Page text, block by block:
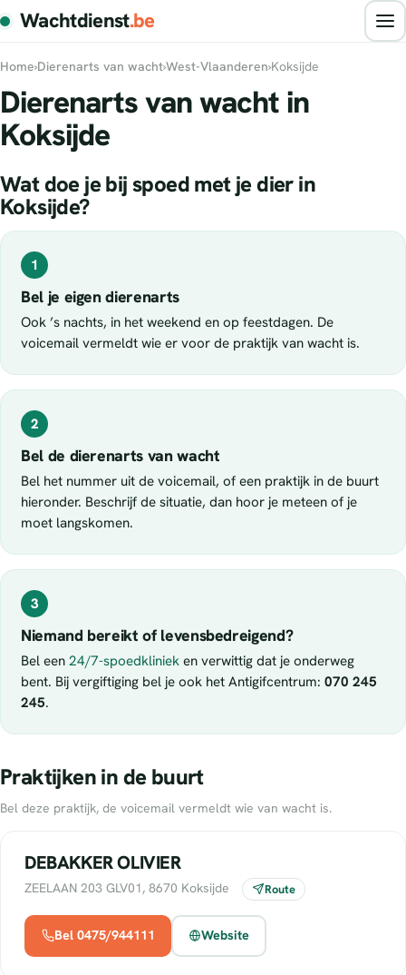
Wachtdienst.be
Home›Dierenarts van wacht›West-Vlaanderen›Koksijde
Dierenarts van wacht in
Koksijde
Wat doe je bij spoed met je dier in
Koksijde?
1
Bel je eigen dierenarts
Ook ’s nachts, in het weekend en op feestdagen. De
voicemail vermeldt wie er voor de praktijk van wacht is.
2
Bel de dierenarts van wacht
Bel het nummer uit de voicemail, of een praktijk in de buurt
hieronder. Beschrijf de situatie, dan hoor je meteen of je
moet langskomen.
3
Niemand bereikt of levensbedreigend?
Bel een 24/7-spoedkliniek en verwittig dat je onderweg
bent. Bij vergiftiging bel je ook het Antigifcentrum: 070 245
245.
Praktijken in de buurt
Bel deze praktijk, de voicemail vermeldt wie van wacht is.
DEBAKKER OLIVIER
ZEELAAN 203 GLV01, 8670 Koksijde Route
Bel 0475/944111 Website